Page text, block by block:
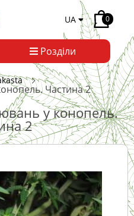
UA 0
Розділи
Частина 2
у конопель.
2